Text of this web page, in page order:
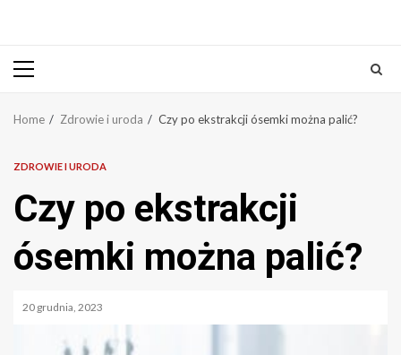
Primary
Home Zdrowie i uroda Czy po ekstrakcji ósemki można palić?
ZDROWIE I URODA
Czy po ekstrakcji
ósemki można palić?
20 grudnia, 2023